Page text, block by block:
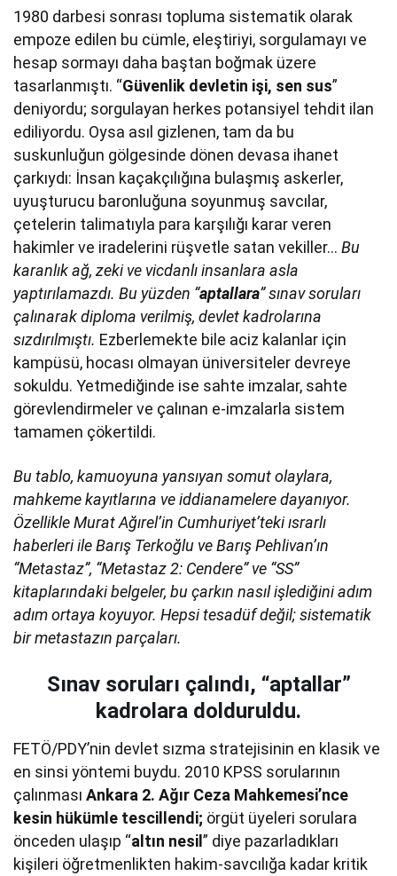
1980 darbesi sonrası topluma sistematik olarak
empoze edilen bu cümle, eleştiriyi, sorgulamayı ve
hesap sormayı daha baştan boğmak üzere
tasarlanmıştı. “Güvenlik devletin işi, sen sus”
deniyordu; sorgulayan herkes potansiyel tehdit ilan
ediliyordu. Oysa asıl gizlenen, tam da bu
suskunluğun gölgesinde dönen devasa ihanet
çarkıydı: İnsan kaçakçılığına bulaşmış askerler,
uyuşturucu baronluğuna soyunmuş savcılar,
çetelerin talimatıyla para karşılığı karar veren
hakimler ve iradelerini rüşvetle satan vekiller…Bu
karanlık ağ, zeki ve vicdanlı insanlara asla
yaptırılamazdı. Bu yüzden “aptallara” sınav soruları
çalınarak diploma verilmiş, devlet kadrolarına
sızdırılmıştı. Ezberlemekte bile aciz kalanlar için
kampüsü, hocası olmayan üniversiteler devreye
sokuldu. Yetmediğinde ise sahte imzalar, sahte
görevlendirmeler ve çalınan e-imzalarla sistem
tamamen çökertildi.
Bu tablo, kamuoyuna yansıyan somut olaylara,
mahkeme kayıtlarına ve iddianamelere dayanıyor.
Özellikle Murat Ağırel’in Cumhuriyet’teki ısrarlı
haberleri ile Barış Terkoğlu ve Barış Pehlivan’ın
“Metastaz”, “Metastaz 2: Cendere” ve “SS”
kitaplarındaki belgeler, bu çarkın nasıl işlediğini adım
adım ortaya koyuyor. Hepsi tesadüf değil; sistematik
bir metastazın parçaları.
Sınav soruları çalındı, “aptallar”
kadrolara dolduruldu.
FETÖ/PDY’nin devlet sızma stratejisinin en klasik ve
en sinsi yöntemi buydu. 2010 KPSS sorularının
çalınmasıAnkara 2. Ağır Ceza Mahkemesi’nce
kesin hükümle tescillendi; örgüt üyeleri sorulara
önceden ulaşıp “altın nesil” diye pazarladıkları
kişileri öğretmenlikten hakim-savcılığa kadar kritik